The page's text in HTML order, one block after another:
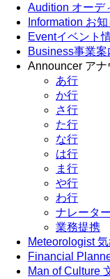
Audition オーデ
Information お
Eventイベント
Business事業案
Announcer アナ
あ行
か行
さ行
た行
な行
は行
ま行
や行
わ行
ナレーター
業務提携
Meteorologist
Financial
Man of Culture